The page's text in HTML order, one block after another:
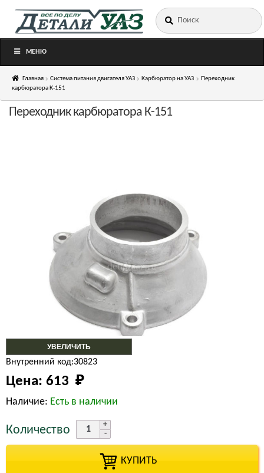
Перейти
Перейти
Искать:
МЕНЮ
Главная Система питания двигателя УАЗ Карбюратор на УАЗ
Переходник
карбюратора К-151
УВЕЛИЧИТЬ
Переходник карбюратора К-151
Внутренний код:30823
Цена: 613 ₽
Наличие: Есть в наличии
Количество
КУПИТЬ